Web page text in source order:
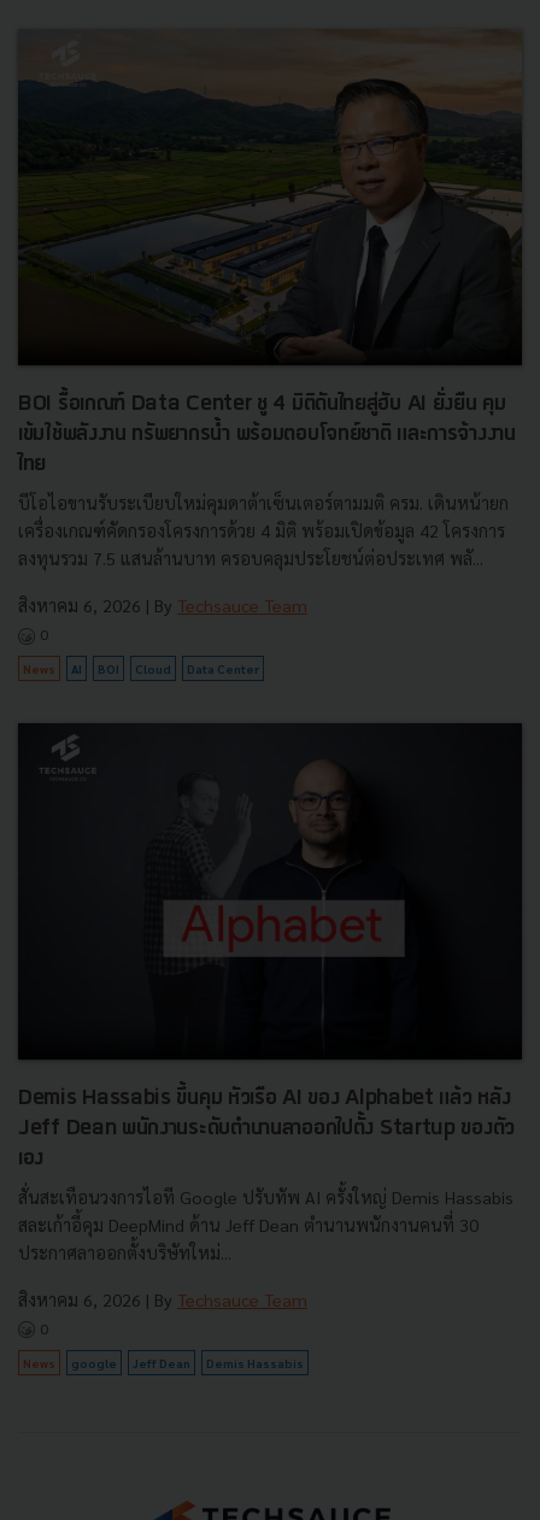
BOI รื้อเกณฑ์ Data Center ชู 4 มิติดันไทยสู่ฮับ AI ยั่งยืน คุม
เข้มใช้พลังงาน ทรัพยากรน้ำ พร้อมตอบโจทย์ชาติ และการจ้างงาน
ไทย
บีโอไอขานรับระเบียบใหม่คุมดาต้าเซ็นเตอร์ตามมติ ครม. เดินหน้ายก
เครื่องเกณฑ์คัดกรองโครงการด้วย 4 มิติ พร้อมเปิดข้อมูล 42 โครงการ
ลงทุนรวม 7.5 แสนล้านบาท ครอบคลุมประโยชน์ต่อประเทศ พลั...
สิงหาคม 6, 2026 | By Techsauce Team
0
News AI BOI Cloud Data Center
Demis Hassabis ขึ้นคุม หัวเรือ AI ของ Alphabet แล้ว หลัง
Jeff Dean พนักงานระดับตำนานลาออกไปตั้ง Startup ของตัว
เอง
สั่นสะเทือนวงการไอที Google ปรับทัพ AI ครั้งใหญ่ Demis Hassabis
สละเก้าอี้คุม DeepMind ด้าน Jeff Dean ตำนานพนักงานคนที่ 30
ประกาศลาออกตั้งบริษัทใหม่...
สิงหาคม 6, 2026 | By Techsauce Team
0
News google Jeff Dean Demis Hassabis